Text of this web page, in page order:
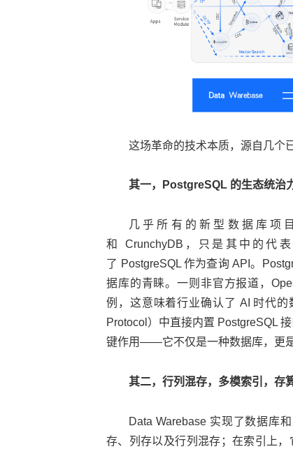
这场革命的技术本质，源自几个
其一，PostgreSQL 的生态统治
几乎所有的新型数据库项
和 CrunchyDB，只是其中的代
了 PostgreSQL 作为查询 API。
据库的青睐。一则非官方报道，
例，这意味着行业确认了 AI 时代
Protocol）中直接内置 PostgreSQL
键作用——它不仅是一种数据库，更
其二，行列混存，多模索引，存
Data Warebase 实现了数据库
存、列存以及行列混存；在索引上